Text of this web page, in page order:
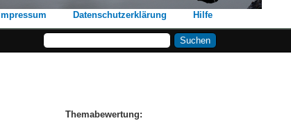
Impressum Datenschutzerklärung Hilfe
Themabewertung: